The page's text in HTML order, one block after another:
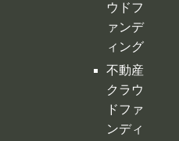
ふるさ
と納税
型クラ
ウドフ
ァンデ
ィング
不動産